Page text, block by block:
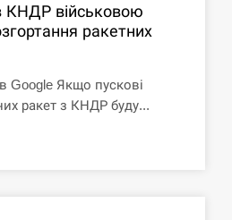
КНДР військовою
ракетних
Google Якщо пускові
ракет з КНДР буду...